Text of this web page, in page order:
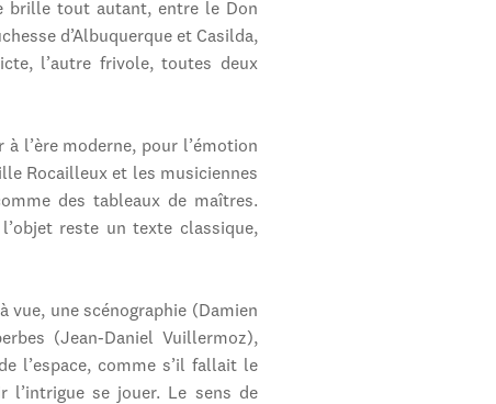
brille tout autant, entre le Don
d’Albuquerque et Casilda,
l’autre frivole, toutes deux
l’ère moderne, pour l’émotion
Rocailleux et les musiciennes
des tableaux de maîtres.
reste un texte classique,
vue, une scénographie (Damien
(Jean-Daniel Vuillermoz),
l’espace, comme s’il fallait le
l’intrigue se jouer. Le sens de